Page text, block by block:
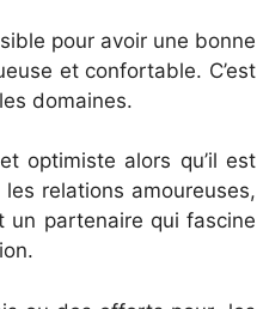
pour avoir une bonne
et confortable. C’est
domaines.
optimiste alors qu’il est
relations amoureuses,
un partenaire qui fascine